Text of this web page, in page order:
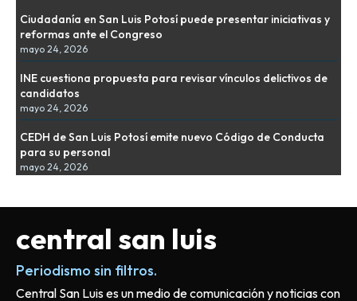
Ciudadanía en San Luis Potosí puede presentar iniciativas y
reformas ante el Congreso
mayo 24, 2026
INE cuestiona propuesta para revisar vínculos delictivos de
candidatos
mayo 24, 2026
CEDH de San Luis Potosí emite nuevo Código de Conducta
para su personal
mayo 24, 2026
central san luis
Periodismo sin filtros.
Central San Luis es un medio de comunicación y noticias con